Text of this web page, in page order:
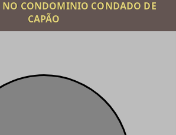
NO CONDOMINIO CONDADO DE
CAPÃO